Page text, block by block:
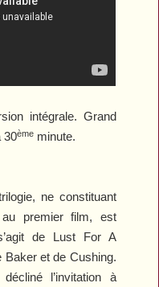
intégrale. Grand
30ème minute.
ne constituant
premier film, est
de Lust For A
Baker et de Cushing.
l’invitation à